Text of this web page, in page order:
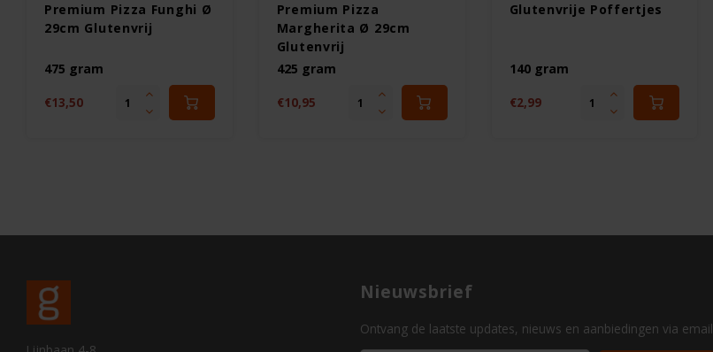
Premium Pizza Funghi Ø
29cm Glutenvrij
475 gram
€13,50
Premium Pizza
Margherita Ø 29cm
Glutenvrij
425 gram
€10,95
Glutenvrije Poffertjes
140 gram
€2,99
Nieuwsbrief
Ontvang de laatste updates, nieuws en aanbiedingen via email